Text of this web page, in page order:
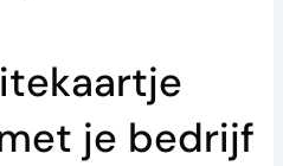
je bedrijf